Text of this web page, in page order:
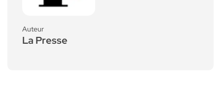
Auteur
La Presse